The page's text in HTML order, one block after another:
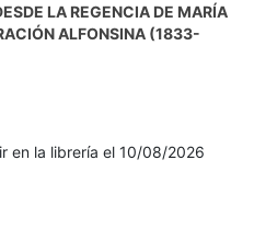
LA REGENCIA DE MARÍA
ALFONSINA (1833-
en la librería el 10/08/2026